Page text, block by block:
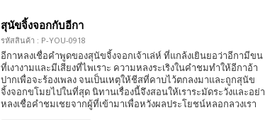
สุนัขจิ้งจอกกับอีกา
รหัสสินค้า : P-YOU-0918
อีกาหลงเชื่อคำพูดของสุนัขจิ้งจอกเจ้าเล่ห์ ที่แกล้งเยินยอว่าอีกามีขน
ที่เงางามและมีเสียงที่ไพเราะ ความหลงระเริงในคำชมทำให้อีกาอ้า
ปากเพื่อจะร้องเพลง จนเป็นเหตุให้ชีสที่คาบไว้ตกลงมาและถูกสุนัข
จิ้งจอกขโมยไปในที่สุด นิทานเรื่องนี้จึงสอนให้เราระมัดระวังและอย่า
หลงเชื่อคำชมเชยจากผู้ที่เข้ามาเพื่อหวังผลประโยชน์หลอกลวงเรา